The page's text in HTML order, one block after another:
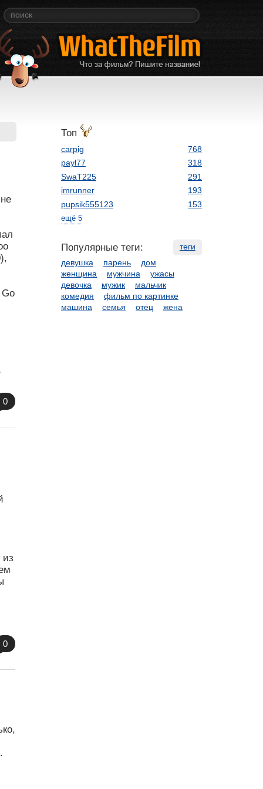
,
0
из
0
Топ
carpig
768
payl77
318
SwaT225
291
imrunner
193
pupsik555123
153
ещё 5
теги
Популярные теги:
девушка парень
дом
женщина
мужчина
ужасы
девочка
мужик
мальчик
комедия
фильм по картинке
машина
семья отец жена